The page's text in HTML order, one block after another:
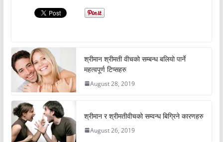
श्रीमान श्रीमती वीचको सम्बन्ध बलियो पार्ने
महत्वपूर्ण टिप्सहरु
August 28, 2019
श्रीमान र श्रीमतीवीचको सम्वन्ध बिग्रिने कारणहरु
August 26, 2019